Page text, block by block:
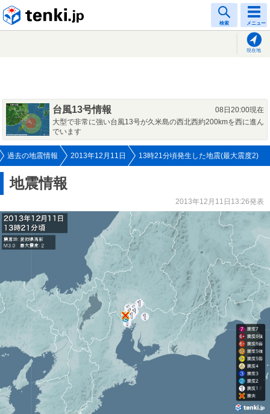
検索 メニュー
現在地
台風13号情報
08日20:00現在
大型で非常に強い台風13号が久米島の西北西約200kmを西に進ん
でいます
過去の地震情報 2013年12月11日 13時21分頃発生した地震(最大震度2)
地震情報
2013年12月11日13:26発表